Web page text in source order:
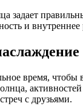
задает
и внутреннее
время, чтобы
с друзьями.